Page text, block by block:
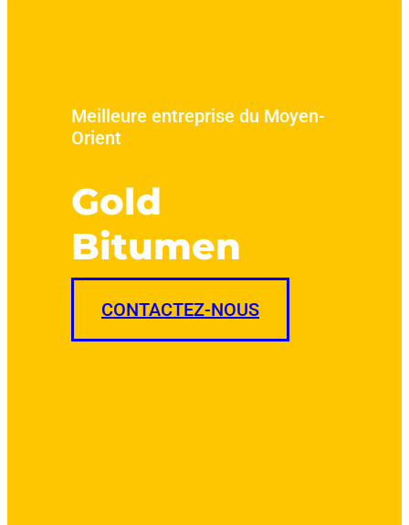
Meilleure entreprise du Moyen-
Orient
Gold
Bitumen
CONTACTEZ-NOUS